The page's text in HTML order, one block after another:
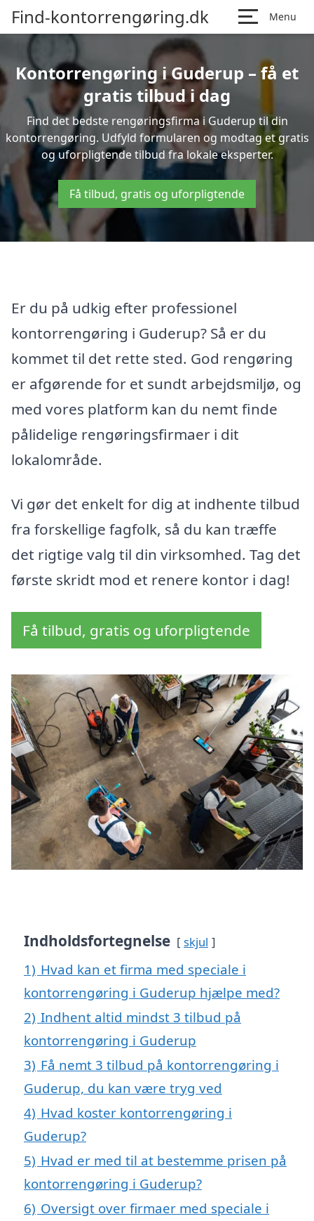
Find-kontorrengøring.dk Menu
Kontorrengøring i Guderup – få et
gratis tilbud i dag
Find det bedste rengøringsfirma i Guderup til din
kontorrengøring. Udfyld formularen og modtag et gratis
og uforpligtende tilbud fra lokale eksperter.
Få tilbud, gratis og uforpligtende
Er du på udkig efter professionel
kontorrengøring i Guderup? Så er du
kommet til det rette sted. God rengøring
er afgørende for et sundt arbejdsmiljø, og
med vores platform kan du nemt finde
pålidelige rengøringsfirmaer i dit
lokalområde.
Vi gør det enkelt for dig at indhente tilbud
fra forskellige fagfolk, så du kan træffe
det rigtige valg til din virksomhed. Tag det
første skridt mod et renere kontor i dag!
Få tilbud, gratis og uforpligtende
Indholdsfortegnelse skjul
1) Hvad kan et firma med speciale i
kontorrengøring i Guderup hjælpe med?
2) Indhent altid mindst 3 tilbud på
kontorrengøring i Guderup
3) Få nemt 3 tilbud på kontorrengøring i
Guderup, du kan være tryg ved
4) Hvad koster kontorrengøring i
Guderup?
5) Hvad er med til at bestemme prisen på
kontorrengøring i Guderup?
6) Oversigt over firmaer med speciale i